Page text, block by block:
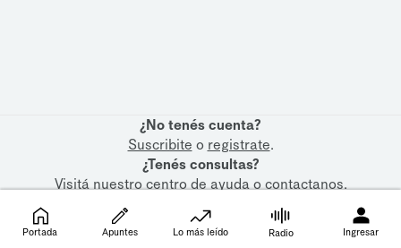
¿No tenés cuenta?
Suscribite o registrate.
¿Tenés consultas?
Visitá nuestrocentro de ayudaocontactanos.
Portada Apuntes Lo más leído Radio Ingresar